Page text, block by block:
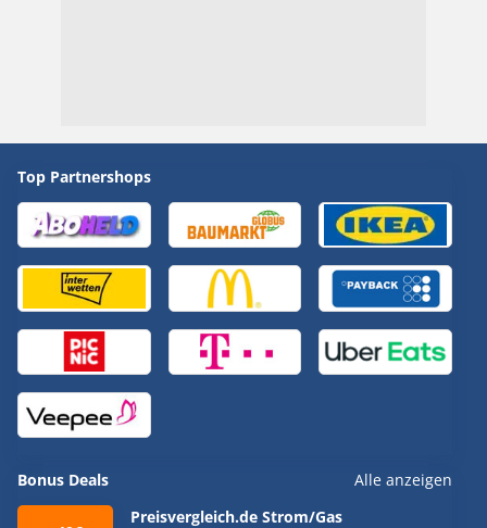
Top Partnershops
Bonus Deals Alle anzeigen
Preisvergleich.de Strom/Gas